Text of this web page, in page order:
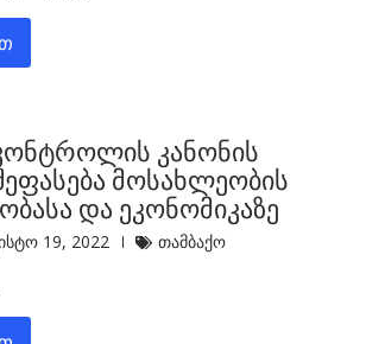
კანონის
მოსახლეობის
და ეკონომიკაზე
19, 2022 თამბაქო